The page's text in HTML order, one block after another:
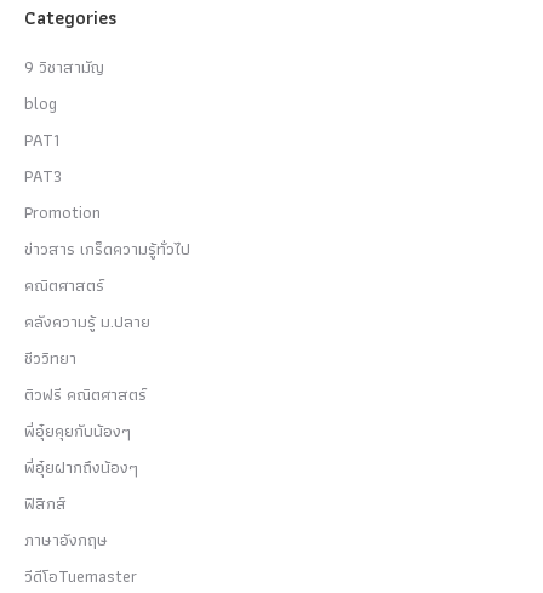
Categories
9 วิชาสามัญ
blog
PAT1
PAT3
Promotion
ข่าวสาร เกร็ดความรู้ทั่วไป
คณิตศาสตร์
คลังความรู้ ม.ปลาย
ชีววิทยา
ติวฟรี คณิตศาสตร์
พี่อุ๋ยคุยกับน้องๆ
พี่อุ๋ยฝากถึงน้องๆ
ฟิสิกส์
ภาษาอังกฤษ
วีดีโอTuemaster